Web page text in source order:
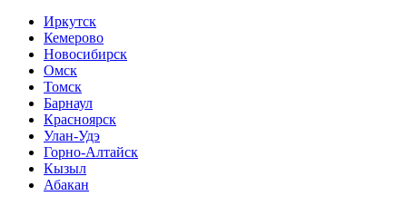
Иркутск
Кемерово
Новосибирск
Омск
Томск
Барнаул
Красноярск
Улан-Удэ
Горно-Алтайск
Кызыл
Абакан